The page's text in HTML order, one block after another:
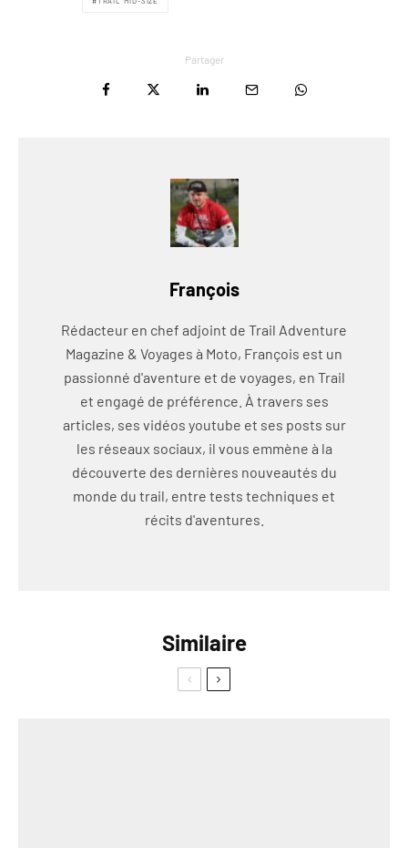
Partager
François
Rédacteur en chef adjoint de Trail Adventure
Magazine & Voyages à Moto, François est un
passionné d'aventure et de voyages, en Trail
et engagé de préférence. À travers ses
articles, ses vidéos youtube et ses posts sur
les réseaux sociaux, il vous emmène à la
découverte des dernières nouveautés du
monde du trail, entre tests techniques et
récits d'aventures.
Similaire